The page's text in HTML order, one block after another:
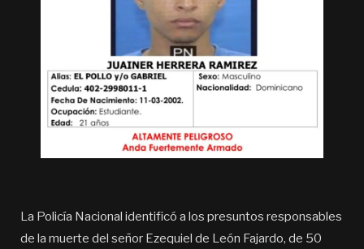
La Policía Nacional identificó a los presuntos responsables
de la muerte del señor Ezequiel de León Fajardo, de 50